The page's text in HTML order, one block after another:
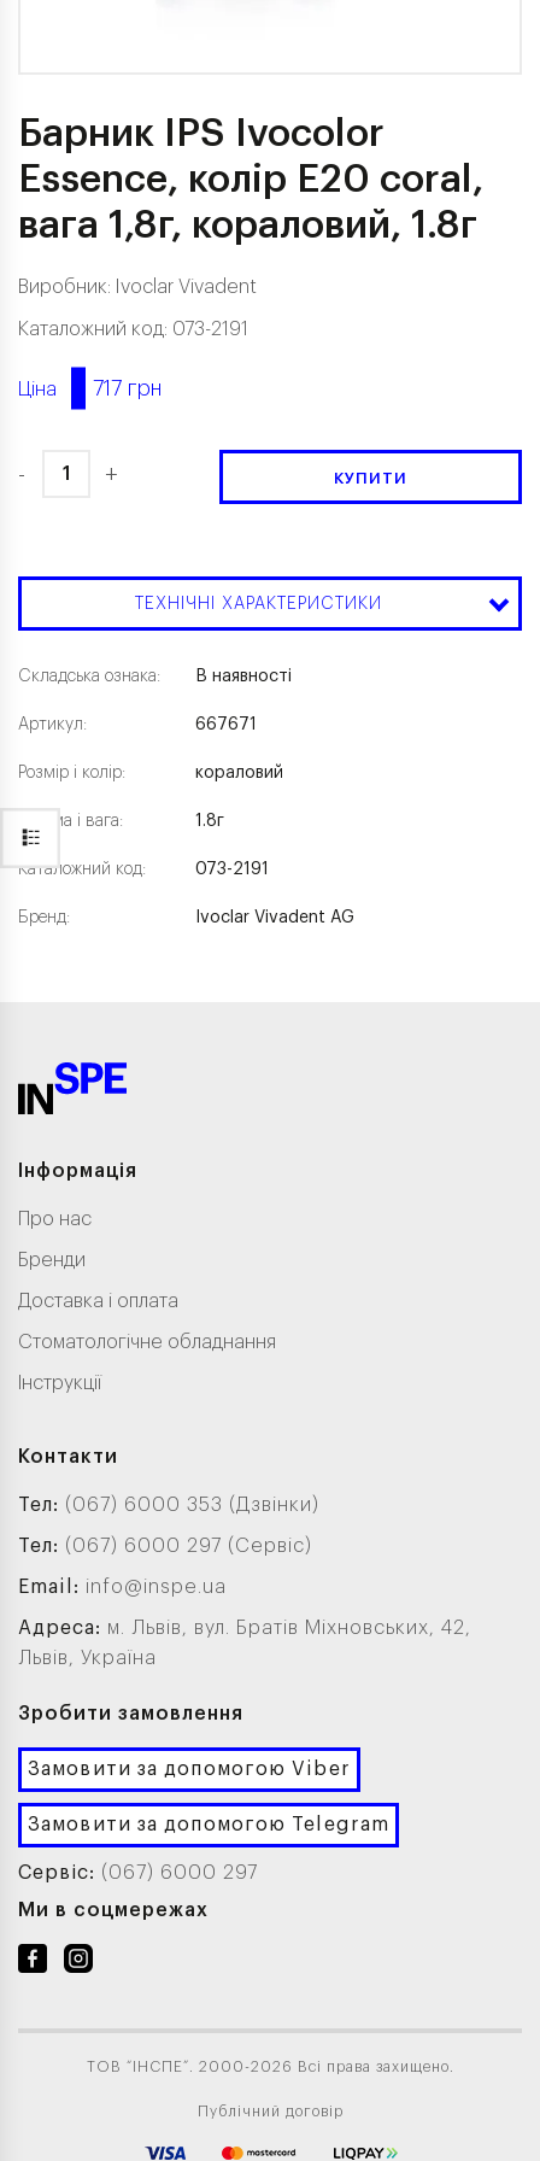
Барник IPS Ivocolor
Essence, колір E20 coral,
вага 1,8г, кораловий, 1.8г
Виробник: Ivoclar Vivadent
Каталожний код: 073-2191
Ціна 717 грн
- + КУПИТИ
ТЕХНІЧНІ ХАРАКТЕРИСТИКИ
Складська ознака:
Артикул:
Розмір і колір:
Форма і вага:
Каталожний код:
Бренд:
В наявності
667671
кораловий
1.8г
073-2191
Ivoclar Vivadent AG
Інформація
Про нас
Бренди
Доставка і оплата
Стоматологічне обладнання
Інструкції
Контакти
Тел: (067) 6000 353 (Дзвінки)
Тел: (067) 6000 297 (Сервіс)
Email: info@inspe.ua
Адреса: м. Львів, вул. Братів Міхновських, 42,
Львів, Україна
Зробити замовлення
Замовити за допомогою Viber
Замовити за допомогою Telegram
Сервіс: (067) 6000 297
Ми в соцмережах
ТОВ “ІНСПЕ”. 2000-2026 Всі права захищено.
Публічний договір